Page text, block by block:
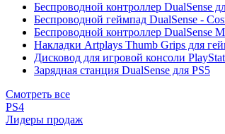
Беспроводной контроллер DualSense
Беспроводной геймпад DualSense -
Беспроводной контроллер DualSense
Накладки Artplays Thumb Grips для
Дисковод для игровой консоли
Зарядная станция DualSense для PS5
Смотреть все
PS4
Лидеры продаж